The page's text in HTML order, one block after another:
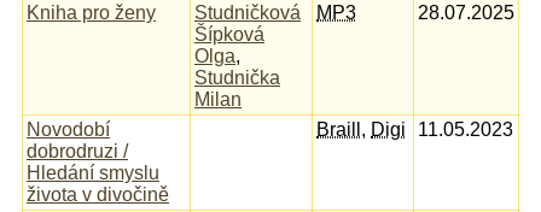
Kniha pro ženy
Studničková
Šípková
Olga,
Studnička
Milan
MP3 28.07.2025
Novodobí
dobrodruzi /
Hledání smyslu
života v divočině
Braill , Digi 11.05.2023